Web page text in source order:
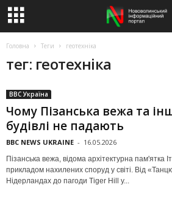
Головна Теги геотехніка
тег: геотехніка
BBC Україна
Чому Пізанська вежа та
будівлі не падають
BBC NEWS UKRAINE - 16.05.2026
Пізанська вежа, відома архітектурна пам'ятка
прикладом нахилених споруд у світі. Від
Нідерландах до пагоди Tiger Hill у...